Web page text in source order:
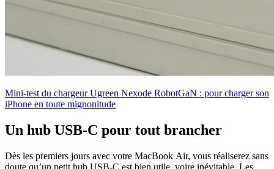
Mini-test du chargeur Ugreen Nexode RobotGaN : pour charger son
iPhone en toute mignonitude
Un hub USB-C pour tout brancher
Dès les premiers jours avec votre MacBook Air, vous réaliserez sans